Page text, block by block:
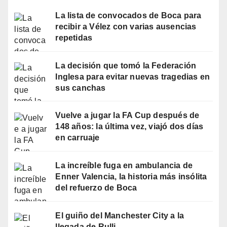
La lista de convocados de Boca para
recibir a Vélez con varias ausencias
repetidas
La decisión que tomó la Federación
Inglesa para evitar nuevas tragedias en
sus canchas
Vuelve a jugar la FA Cup después de
148 años: la última vez, viajó dos días
en carruaje
La increíble fuga en ambulancia de
Enner Valencia, la historia más insólita
del refuerzo de Boca
El guiño del Manchester City a la